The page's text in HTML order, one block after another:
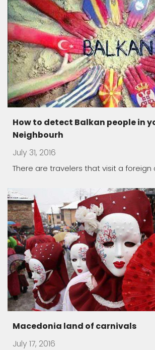
Macedonia land of carnivals
July 17, 2016
Traditionally, they are held during
The healing power of spa
May 1, 2016
Macedonia offers a unique
thousands